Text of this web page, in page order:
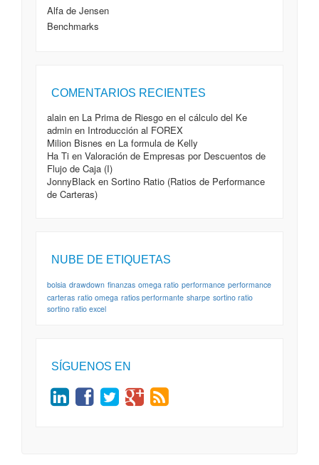
Noviembre, 2012
Omega Ratio
Alfa de Jensen
Benchmarks
COMENTARIOS RECIENTES
alain en La Prima de Riesgo en el cálculo del Ke
admin en Introducción al FOREX
Milion Bisnes en La formula de Kelly
Ha Ti en Valoración de Empresas por Descuentos de
Flujo de Caja (I)
JonnyBlack en Sortino Ratio (Ratios de Performance
de Carteras)
NUBE DE ETIQUETAS
bolsia drawdown finanzas omega ratio performance performance
carteras ratio omega ratios performante sharpe sortino ratio
sortino ratio excel
SÍGUENOS EN